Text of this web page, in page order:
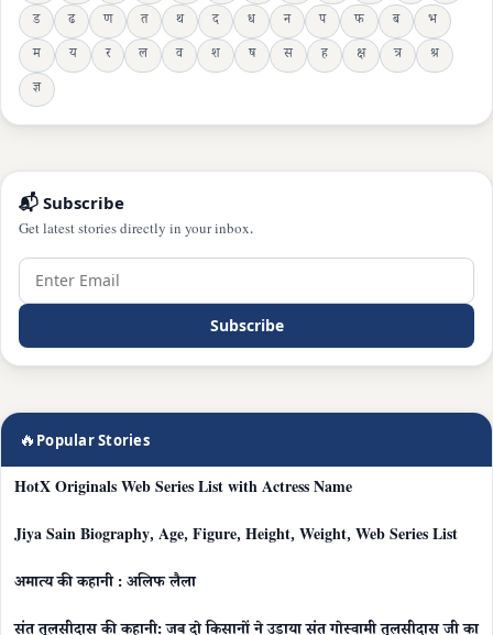
ड
ढ ण त थ द ध न प फ ब
भ
म
य र ल व श ष स ह क्ष त्र
श्र
ज्ञ
📬 Subscribe
Get latest stories directly in your inbox.
Subscribe
🔥 Popular Stories
HotX Originals Web Series List with Actress Name
Jiya Sain Biography, Age, Figure, Height, Weight, Web Series List
अमात्य की कहानी : अलिफ लैला